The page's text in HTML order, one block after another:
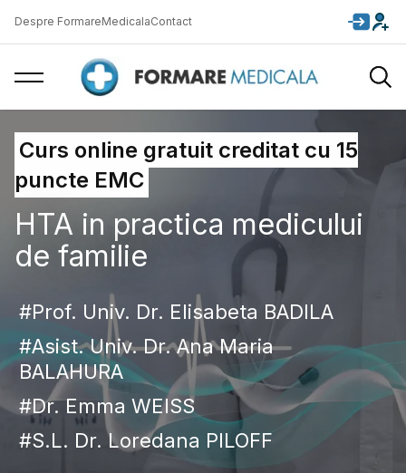
Despre FormareMedicalaContact
Curs online gratuit creditat cu 15
puncte EMC
HTA in practica medicului
de familie
Prof. Univ. Dr. Elisabeta BADILA
Asist. Univ. Dr. Ana Maria
BALAHURA
Dr. Emma WEISS
S.L. Dr. Loredana PILOFF